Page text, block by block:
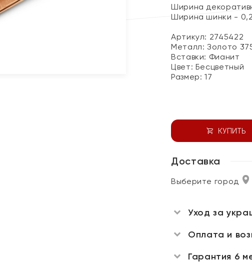
Ширина
Ширина шинки -
Артикул: 2745422
Металл:Золото
Вставки: Фианит
Цвет: Бесцветный
Размер:17
КУПИТЬ
Доставка
Выберите город
Уход за
Оплата и
Гарантия 6